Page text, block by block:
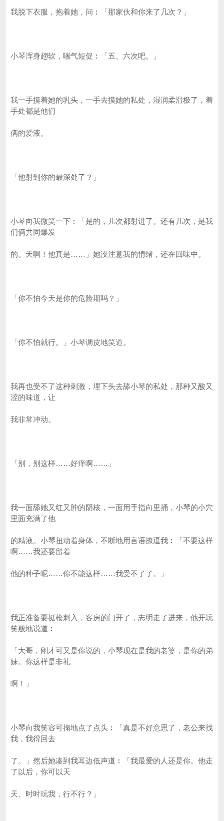
我脱下衣服，抱着她，问︰「那家伙和你来了几次？」
小琴浑身趐软，喘气短促︰「五、六次吧。」
我一手摸着她的乳头，一手去摸她的私处，湿润柔滑极了，着
手处都是他们
俩的爱液。
「他射到你的最深处了？」
小琴向我微笑一下︰「是的，几次都射进了。还有几次，是我
们俩共同爆发
的。天啊！他真是……」她没注意我的情绪，还在回味中。
「你不怕今天是你的危险期吗？」
「你不怕就行。」小琴调皮地笑道。
我再也受不了这种刺激，埋下头去舔小琴的私处，那种又酸又
涩的味道，让
我非常冲动。
「别，别这样……好痒啊……」
我一面舔她又红又肿的阴核，一面用手指向里捅，小琴的小穴
里面充满了他
的精液。小琴扭动着身体，不断地用言语撩逗我︰「不要这样
啊……我还要留着
他的种子呢……你不能这样……我受不了了。」
我正准备要挺枪刺入，客房的门开了，志明走了进来，他开玩
笑般地说道︰
「大哥，刚才可又是你说的，小琴现在是我的老婆，是你的弟
妹。你这样是非礼
啊！」
小琴向我笑容可掬地点了点头︰「真是不好意思了，老公来找
我，我得回去
了。」然后她凑到我耳边低声道︰「我最爱的人还是你。他走
了以后，你可以天
天、时时玩我，行不行？」